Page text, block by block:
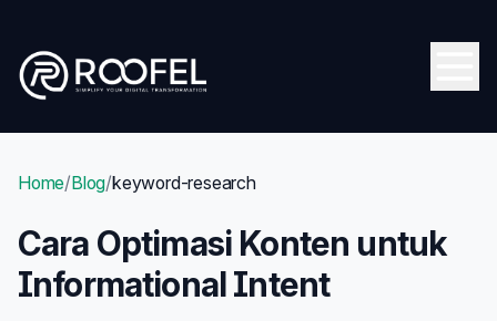
Home/Blog/keyword-research
Cara Optimasi Konten untuk
Informational Intent